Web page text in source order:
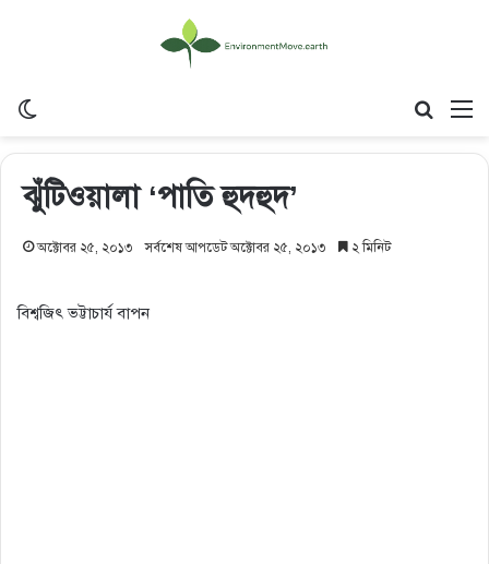
ঝুঁটিওয়ালা ‘পাতি হুদহুদ’
অক্টোবর ২৫, ২০১৩ সর্বশেষ আপডেট অক্টোবর ২৫, ২০১৩ ২ মিনিট
বিশ্বজিৎ ভট্টাচার্য বাপন